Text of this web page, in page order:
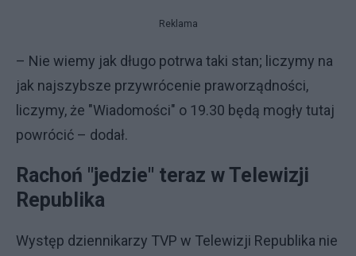
Reklama
– Nie wiemy jak długo potrwa taki stan; liczymy na
jak najszybsze przywrócenie praworządności,
liczymy, że "Wiadomości" o 19.30 będą mogły tutaj
powrócić – dodał.
Rachoń "jedzie" teraz w Telewizji
Republika
Występ dziennikarzy TVP w Telewizji Republika nie